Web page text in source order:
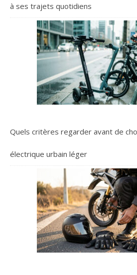
à ses trajets quotidiens
Quels critères regarder avant de
électrique urbain léger